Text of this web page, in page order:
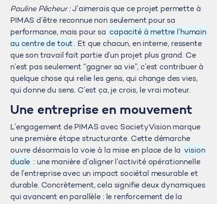
Pauline Pêcheur :J’aimerais que ce projet permette à
PIMAS d’être reconnue non seulement pour sa
performance, mais pour sa capacité à mettre l’humain
au centre de tout . Et que chacun, en interne, ressente
que son travail fait partie d’un projet plus grand. Ce
n’est pas seulement “gagner sa vie”, c’est contribuer à
quelque chose qui relie les gens, qui change des vies,
qui donne du sens. C’est ça, je crois, le vrai moteur.
Une entreprise en mouvement
L’engagement de PIMAS avec SocietyVision marque
une première étape structurante. Cette démarche
ouvre désormais la voie à la mise en place de la vision
duale : une manière d’aligner l’activité opérationnelle
de l’entreprise avec un impact sociétal mesurable et
durable. Concrètement, cela signifie deux dynamiques
qui avancent en parallèle : le renforcement de la